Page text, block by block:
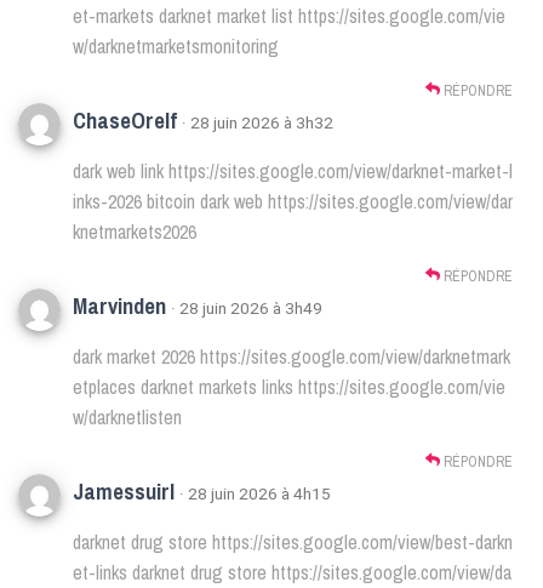
et-markets darknet market list https://sites.google.com/vie
w/darknetmarketsmonitoring
RÉPONDRE
ChaseOrelf · 28 juin 2026 à 3h32
dark web linkhttps://sites.google.com/view/darknet-market-l
inks-2026bitcoin dark web https://sites.google.com/view/dar
knetmarkets2026
RÉPONDRE
Marvinden · 28 juin 2026 à 3h49
dark market 2026https://sites.google.com/view/darknetmark
etplaces darknet markets links https://sites.google.com/vie
w/darknetlisten
RÉPONDRE
Jamessuirl · 28 juin 2026 à 4h15
darknet drug store https://sites.google.com/view/best-darkn
et-links darknet drug store https://sites.google.com/view/da